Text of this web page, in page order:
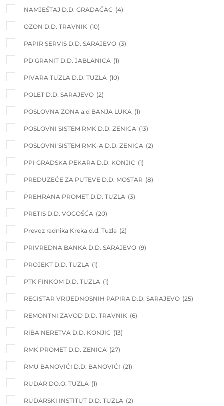
NAMJEŠTAJ D.D. GRADAČAC (4)
OZON D.D. TRAVNIK (10)
PAPIR SERVIS D.D. SARAJEVO (3)
PD GRANIT D.D. JABLANICA (1)
PIVARA TUZLA D.D. TUZLA (10)
POLET D.D. SARAJEVO (2)
POSLOVNA ZONA a.d BANJA LUKA (1)
POSLOVNI SISTEM RMK D.D. ZENICA (13)
POSLOVNI SISTEM RMK-A D.D. ZENICA (2)
PPI GRADSKA PEKARA D.D. KONJIC (1)
PREDUZEĆE ZA PUTEVE D.D. MOSTAR (8)
PREHRANA PROMET D.D. TUZLA (3)
PRETIS D.D. VOGOŠĆA (20)
Prevoz radnika Kreka d.d. Tuzla (2)
PRIVREDNA BANKA D.D. SARAJEVO (9)
PROJEKT D.D. TUZLA (1)
PTK FINKOM D.D. TUZLA (1)
REGISTAR VRIJEDNOSNIH PAPIRA D.D. SARAJEVO (25)
REMONTNI ZAVOD D.D. TRAVNIK (6)
RIBA NERETVA D.D. KONJIC (13)
RMK PROMET D.D. ZENICA (27)
RMU BANOVIĆI D.D. BANOVIĆI (21)
RUDAR DO.O. TUZLA (1)
RUDARSKI INSTITUT D.D. TUZLA (2)